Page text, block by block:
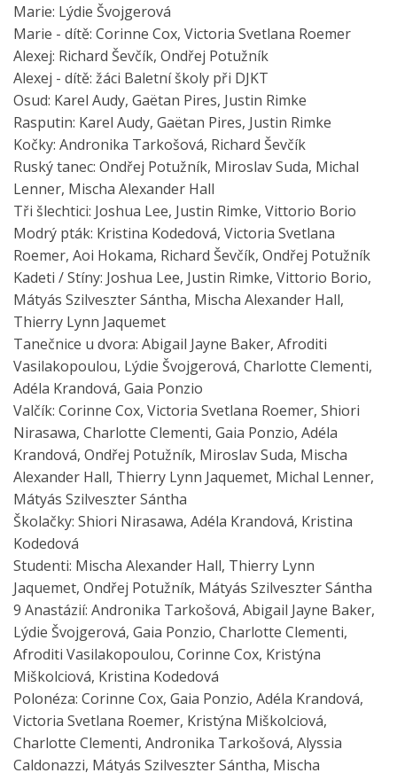
Marie: Lýdie Švojgerová
Marie - dítě: Corinne Cox, Victoria Svetlana Roemer
Alexej: Richard Ševčík, Ondřej Potužník
Alexej - dítě: žáci Baletní školy při DJKT
Osud: Karel Audy, Gaëtan Pires, Justin Rimke
Rasputin: Karel Audy, Gaëtan Pires, Justin Rimke
Kočky: Andronika Tarkošová, Richard Ševčík
Ruský tanec: Ondřej Potužník, Miroslav Suda, Michal
Lenner, Mischa Alexander Hall
Tři šlechtici: Joshua Lee, Justin Rimke, Vittorio Borio
Modrý pták: Kristina Kodedová, Victoria Svetlana
Roemer, Aoi Hokama, Richard Ševčík, Ondřej Potužník
Kadeti / Stíny: Joshua Lee, Justin Rimke, Vittorio Borio,
Mátyás Szilveszter Sántha, Mischa Alexander Hall,
Thierry Lynn Jaquemet
Tanečnice u dvora: Abigail Jayne Baker, Afroditi
Vasilakopoulou, Lýdie Švojgerová, Charlotte Clementi,
Adéla Krandová, Gaia Ponzio
Valčík: Corinne Cox, Victoria Svetlana Roemer, Shiori
Nirasawa, Charlotte Clementi, Gaia Ponzio, Adéla
Krandová, Ondřej Potužník, Miroslav Suda, Mischa
Alexander Hall, Thierry Lynn Jaquemet, Michal Lenner,
Mátyás Szilveszter Sántha
Školačky: Shiori Nirasawa, Adéla Krandová, Kristina
Kodedová
Studenti: Mischa Alexander Hall, Thierry Lynn
Jaquemet, Ondřej Potužník, Mátyás Szilveszter Sántha
9 Anastázií: Andronika Tarkošová, Abigail Jayne Baker,
Lýdie Švojgerová, Gaia Ponzio, Charlotte Clementi,
Afroditi Vasilakopoulou, Corinne Cox, Kristýna
Miškolciová, Kristina Kodedová
Polonéza: Corinne Cox, Gaia Ponzio, Adéla Krandová,
Victoria Svetlana Roemer, Kristýna Miškolciová,
Charlotte Clementi, Andronika Tarkošová, Alyssia
Caldonazzi, Mátyás Szilveszter Sántha, Mischa